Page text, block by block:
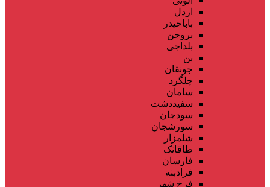
اردل
باباحیدر
بروجن
بلداجی
بن
جونقان
چلگرد
سامان
سفیددشت
سودجان
سورشجان
شلمزار
طاقانک
فارسان
فرادبنه
فرخ شهر